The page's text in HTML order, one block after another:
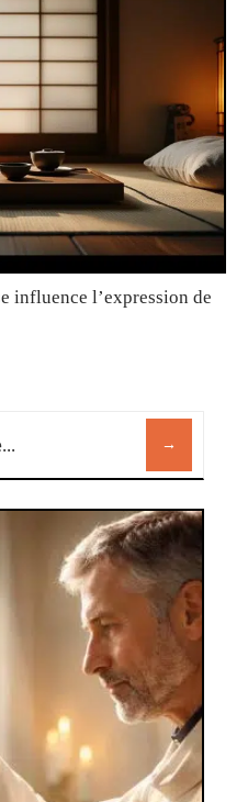
influence l’expression de